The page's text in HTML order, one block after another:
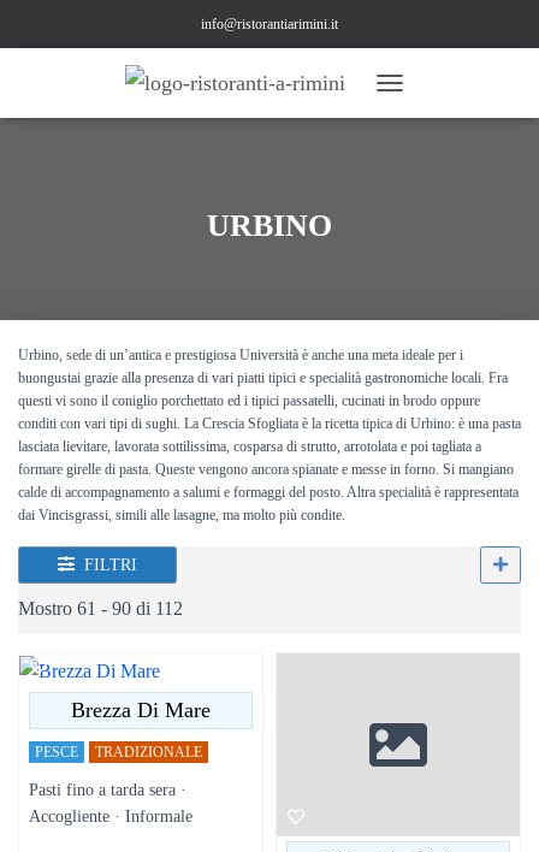
info@ristorantiarimini.it
URBINO
Urbino, sede di un’antica e prestigiosa Università è anche una meta ideale per i
buongustai grazie alla presenza di vari piatti tipici e specialità gastronomiche locali. Fra
questi vi sono il coniglio porchettato ed i tipici passatelli, cucinati in brodo oppure
conditi con vari tipi di sughi. La Crescia Sfogliata è la ricetta tipica di Urbino: è una pasta
lasciata lievitare, lavorata sottilissima, cosparsa di strutto, arrotolata e poi tagliata a
formare girelle di pasta. Queste vengono ancora spianate e messe in forno. Si mangiano
calde di accompagnamento a salumi e formaggi del posto. Altra specialità è rappresentata
dai Vincisgrassi, simili alle lasagne, ma molto più condite.
FILTRI
Mostro 61 - 90 di 112
Brezza Di Mare
PESCE TRADIZIONALE
Pasti fino a tarda sera ·
Accogliente · Informale